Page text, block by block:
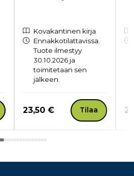
Kovakantinen kirja
Ennakkotilattavissa.
Tuote ilmestyy
30.10.2026 ja
toimitetaan sen
jälkeen.
Hinta nyt
23,50 € Tilaa